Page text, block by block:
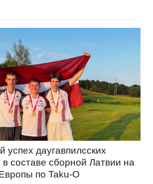
успех даугавпилсских
составе сборной Латвии на
по Taku-O